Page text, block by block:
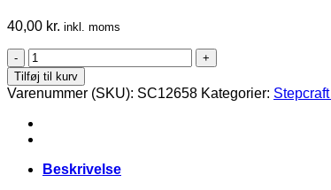
40,00 kr. inkl. moms
Beslag
til
endeafbryder
Z
D3
antal
Tilføj til kurv
Varenummer (SKU): SC12658 Kategorier:
Beskrivelse